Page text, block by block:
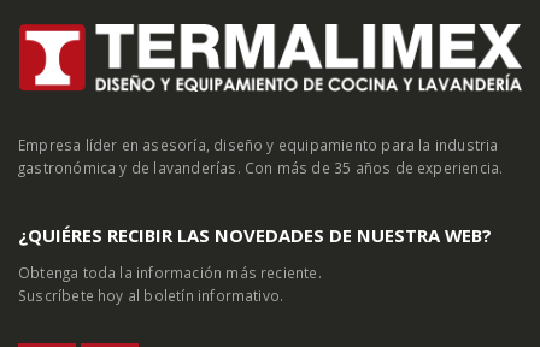
Empresa líder en asesoría, diseño y equipamiento para la industria
gastronómica y de lavanderías. Con más de 35 años de experiencia.
¿QUIÉRES RECIBIR LAS NOVEDADES DE NUESTRA WEB?
Obtenga toda la información más reciente.
Suscríbete hoy al boletín informativo.